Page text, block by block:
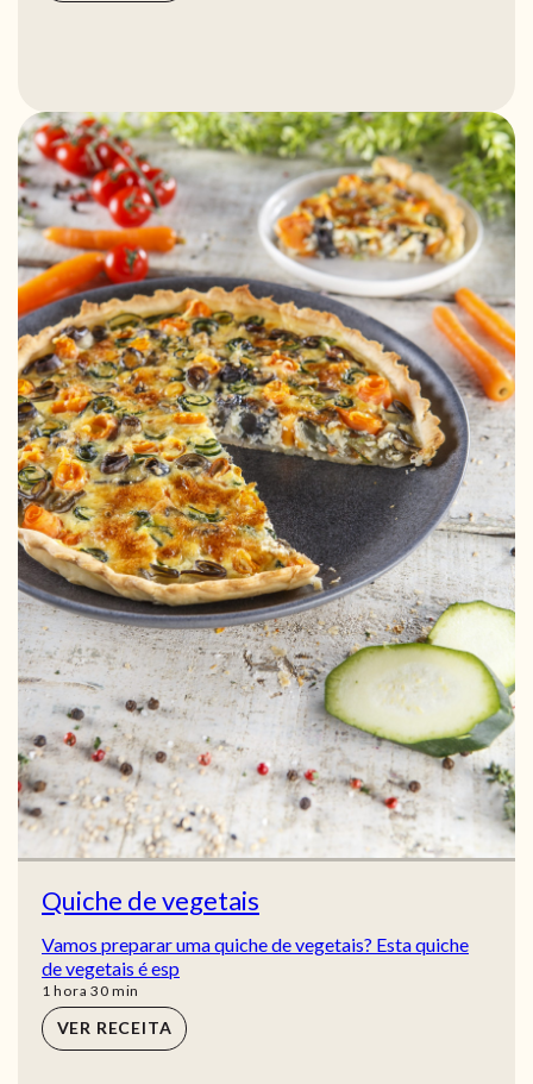
Quiche de vegetais
Vamos preparar uma quiche de vegetais? Esta quiche
de vegetais é esp
1 hora
hora 30min
min
VER RECEITA